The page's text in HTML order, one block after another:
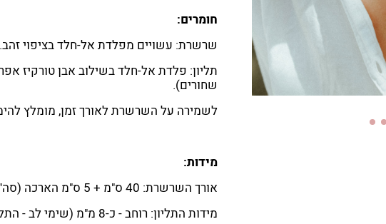
חומרים:
שרשרת: עשויים מפלדת אל-חלד בציפוי זהב.
תליון: פלדת אל-חלד בשילוב אבן טורקיז
שחורים).
לשמירה על השרשרת לאורך זמן, מומלץ
מידות:
אורך השרשרת: 40
ס"מ + 5 ס"מ הארכה (סה"כ כ-45 ס"מ).
מידות התליון: רוחב - כ-8 מ"מ (שימי לב - התליון קטן, כפי שמופיע בתמונות).